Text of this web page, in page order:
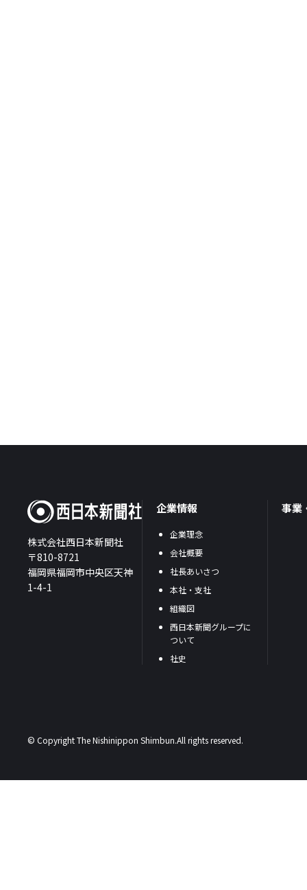
株式会社西日本新聞社
〒810-8721
福岡県福岡市中央区天神
1-4-1
企業情報
企業理念
会社概要
社長あいさつ
本社・支社
組織図
西日本新聞グループに
ついて
社史
事業
© Copyright The Nishinippon Shimbun.All rights reserved.